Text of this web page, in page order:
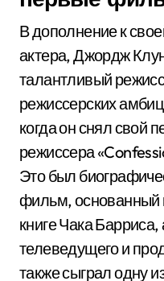
В дополнение к
актера, Джордж
талантливый
режиссерских
когда он снял свой
режиссера
Это был
фильм, основанный
книге Чака
телеведущего и
также сыграл одну